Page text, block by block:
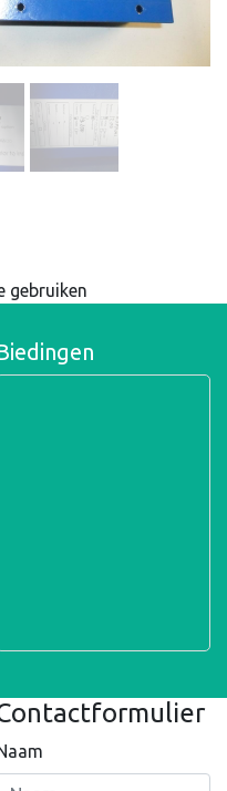
gebruiken